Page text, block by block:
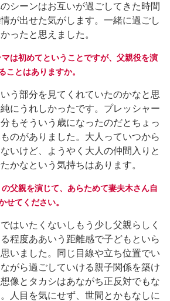
シーンはお互いが過ごしてきた時間
が出せた気がします。一緒に過ごし
ったと思えました。
は初めてということですが、父親役を演
ことはありますか。
う部分を見てくれていたのかなと思
にうれしかったです。プレッシャー
もそういう歳になったのだとちょっ
のがありました。大人っていつから
いけど、ようやく大人の仲間入りと
かなという気持ちはあります。
父親を演じて、あらためて妻夫木さん自
せてください。
はいたくないしもう少し父親らしく
程度ああいう距離感で子どもといら
いました。同じ目線や立ち位置でい
がら過ごしていける親子関係を築け
像とタカシはあながち正反対でもな
人目を気にせず、世間とかもなしに